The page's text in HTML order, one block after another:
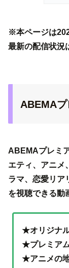
※本ページは
最新の配信状況
ABEMAプ
ABEMAプレミ
エティ、アニメ
ラマ、恋愛リア
を視聴できる動
★オリジナ
★プレミア
★アニメの